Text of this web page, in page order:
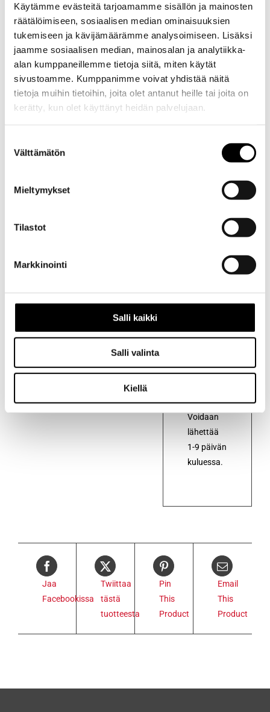
Käytämme evästeitä tarjoamamme sisällön ja mainosten
räätälöimiseen, sosiaalisen median ominaisuuksien
tukemiseen ja kävijämäärämme analysoimiseen. Lisäksi
jaamme sosiaalisen median, mainosalan ja analytiikka-
alan kumppaneillemme tietoja siitä, miten käytät
sivustoamme. Kumppanimme voivat yhdistää näitä
tietoja muihin tietoihin, joita olet antanut heille tai joita on
kerätty, kun olet käyttänyt heidän palvelujaan.
valinta
Välttämätön
Mieltymykset
Tilastot
Markkinointi
Salli kaikki
Salli valinta
Kiellä
varsi
ø63mm,
Voidaan
lähettää
1-9 päivän
kuluessa.
Jaa
Facebookissa
Twiittaa
tästä
tuotteesta
Pin
This
Product
Email
This
Product